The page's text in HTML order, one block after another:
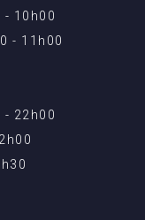
- 10h00
- 11h00
- 22h00